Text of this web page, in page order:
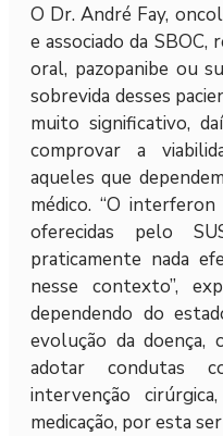
O Dr. André Fay,
e associado da SBOC,
oral, pazopanibe ou
sobrevida desses
muito significativo,
comprovar a
aqueles que
médico. “O
oferecidas pelo
praticamente nada
nesse contexto”,
dependendo do
evolução da doença,
adotar condutas
intervenção
medicação, por esta